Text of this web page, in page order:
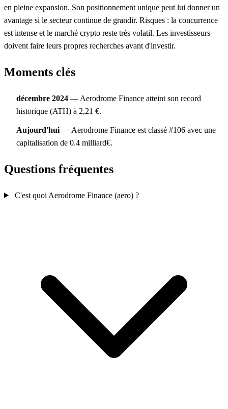
en pleine expansion. Son positionnement unique peut lui donner un
avantage si le secteur continue de grandir. Risques : la concurrence
est intense et le marché crypto reste très volatil. Les investisseurs
doivent faire leurs propres recherches avant d'investir.
Moments clés
décembre 2024 — Aerodrome Finance atteint son record
historique (ATH) à 2,21 €.
Aujourd'hui — Aerodrome Finance est classé #106 avec une
capitalisation de 0.4 milliard€.
Questions fréquentes
C'est quoi Aerodrome Finance (aero) ?